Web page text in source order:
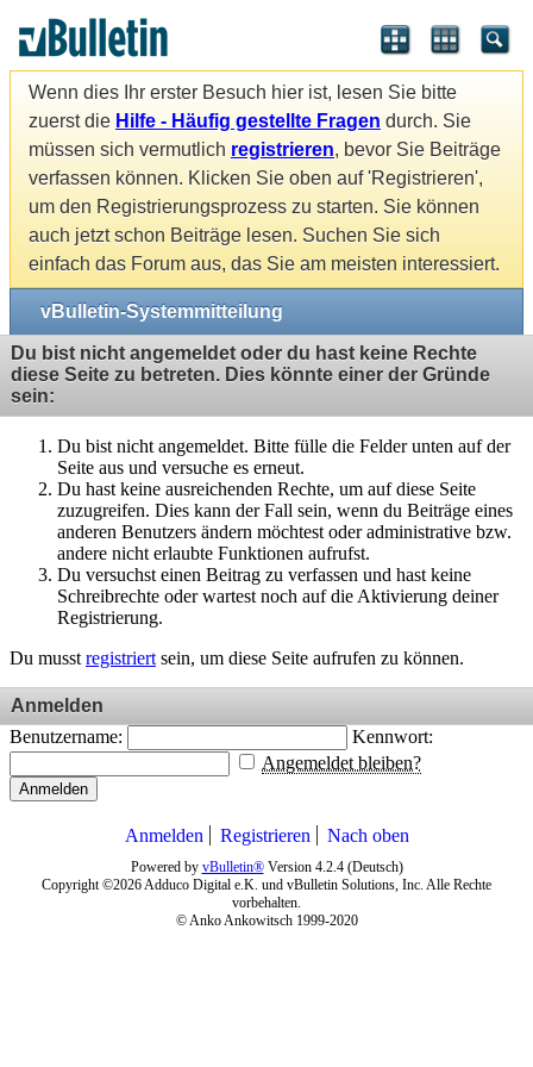
Wenn dies Ihr erster Besuch hier ist, lesen Sie bitte
zuerst die Hilfe - Häufig gestellte Fragen durch. Sie
müssen sich vermutlich registrieren, bevor Sie Beiträge
verfassen können. Klicken Sie oben auf 'Registrieren',
um den Registrierungsprozess zu starten. Sie können
auch jetzt schon Beiträge lesen. Suchen Sie sich
einfach das Forum aus, das Sie am meisten interessiert.
vBulletin-Systemmitteilung
Du bist nicht angemeldet oder du hast keine Rechte
diese Seite zu betreten. Dies könnte einer der Gründe
sein:
Du bist nicht angemeldet. Bitte fülle die Felder unten auf der
Seite aus und versuche es erneut.
Du hast keine ausreichenden Rechte, um auf diese Seite
zuzugreifen. Dies kann der Fall sein, wenn du Beiträge eines
anderen Benutzers ändern möchtest oder administrative bzw.
andere nicht erlaubte Funktionen aufrufst.
Du versuchst einen Beitrag zu verfassen und hast keine
Schreibrechte oder wartest noch auf die Aktivierung deiner
Registrierung.
Du musst registriert sein, um diese Seite aufrufen zu können.
Anmelden
Benutzername:
Kennwort:
Angemeldet bleiben?
Anmelden
Anmelden Registrieren Nach oben
Powered by vBulletin®Version 4.2.4 (Deutsch)
Copyright ©2026 Adduco Digital e.K. und vBulletin Solutions, Inc. Alle Rechte
vorbehalten.
© Anko Ankowitsch 1999-2020